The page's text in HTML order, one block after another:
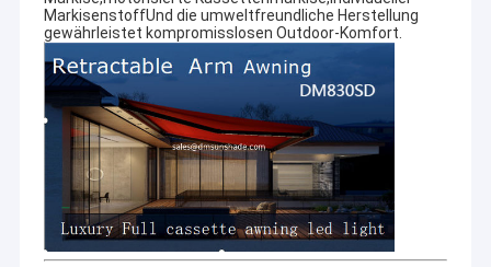
MarkisenstoffUnd die umweltfreundliche Herstellung
gewährleistet kompromisslosen Outdoor-Komfort.